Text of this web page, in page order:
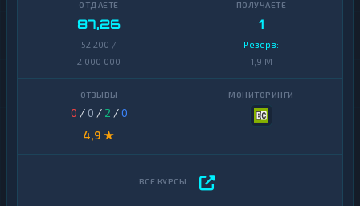
87,26
52 200 /
2 000 000
1
Резерв:
1,9 M
0 / 0 / 2 /0
4,9 ★